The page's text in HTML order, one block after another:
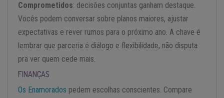
Comprometidos: decisões conjuntas ganham destaque.
Vocês podem conversar sobre planos maiores, ajustar
expectativas e rever rumos para o próximo ano. A chave é
lembrar que parceria é diálogo e flexibilidade, não disputa
pra ver quem cede mais.
FINANÇAS
Os Enamorados pedem escolhas conscientes. Compare